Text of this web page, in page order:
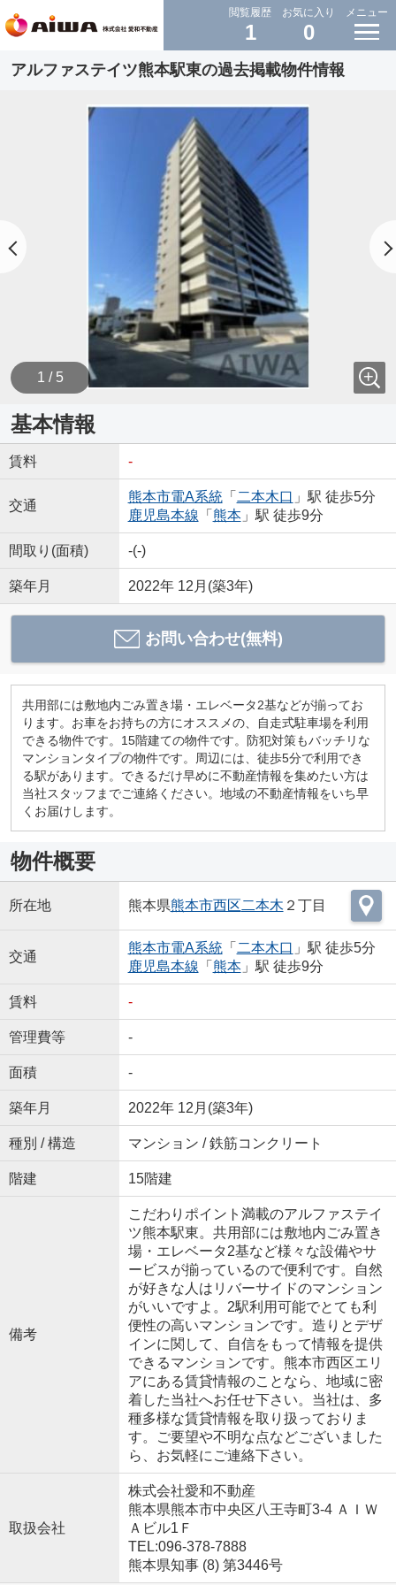
閲覧履歴
1
お気に入り
0
メニュー
アルファステイツ熊本駅東の過去掲載物件情報
1 / 5
基本情報
賃料 -
交通
熊本市電A系統「 二本木口 」駅 徒歩5分
鹿児島本線 「 熊本」駅 徒歩9分
間取り(面積) -(-)
築年月 2022年 12月(築3年)
お問い合わせ(無料)
共用部には敷地内ごみ置き場・エレベータ2基などが揃ってお
ります。お車をお持ちの方にオススメの、自走式駐車場を利用
できる物件です。15階建ての物件です。防犯対策もバッチリな
マンションタイプの物件です。周辺には、徒歩5分で利用でき
る駅があります。できるだけ早めに不動産情報を集めたい方は
当社スタッフまでご連絡ください。地域の不動産情報をいち早
くお届けします。
物件概要
所在地 熊本県熊本市西区二本木 ２丁目
交通
熊本市電A系統「 二本木口 」駅 徒歩5分
鹿児島本線 「 熊本」駅 徒歩9分
賃料 -
管理費等 -
面積 -
築年月 2022年 12月(築3年)
種別 / 構造 マンション / 鉄筋コンクリート
階建 15階建
備考
こだわりポイント満載のアルファステイ
ツ熊本駅東。共用部には敷地内ごみ置き
場・エレベータ2基など様々な設備やサ
ービスが揃っているので便利です。自然
が好きな人はリバーサイドのマンション
がいいですよ。2駅利用可能でとても利
便性の高いマンションです。造りとデザ
インに関して、自信をもって情報を提供
できるマンションです。熊本市西区エリ
アにある賃貸情報のことなら、地域に密
着した当社へお任せ下さい。当社は、多
種多様な賃貸情報を取り扱っておりま
す。ご要望や不明な点などございました
ら、お気軽にご連絡下さい。
取扱会社
株式会社愛和不動産
熊本県熊本市中央区八王寺町3-4 ＡＩＷ
Ａビル1Ｆ
TEL:096-378-7888
熊本県知事 (8) 第3446号